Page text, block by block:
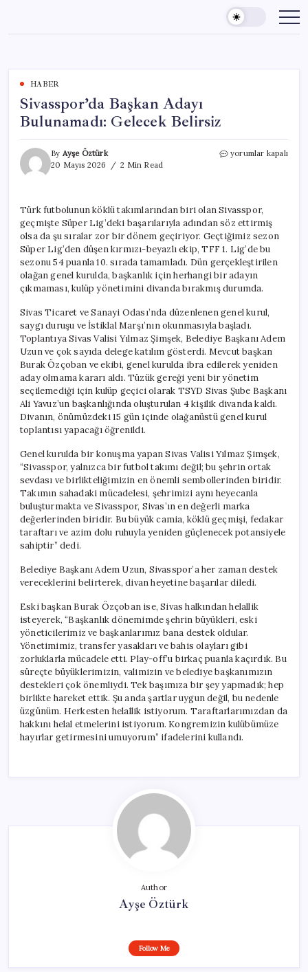
content
HABER
Sivasspor’da Başkan Adayı
Bulunamadı: Gelecek Belirsiz
By Ayşe Öztürk
20 Mayıs 2026
2 Min Read
Sivasspor’da
Belirsiz
için
yorumlar kapalı
Türk futbolunun köklü takımlarından biri olan Sivasspor,
geçmişte Süper Lig’deki başarılarıyla adından söz ettirmiş
olsa da şu sıralar zor bir dönem geçiriyor. Geçtiğimiz sezon
Süper Lig’den düşen kırmızı-beyazlı ekip, TFF 1. Lig’de bu
sezonu 54 puanla 10. sırada tamamladı. Dün gerçekleştirilen
olağan genel kurulda, başkanlık için herhangi bir adayın
çıkmaması, kulüp yönetimini divanda bırakmış durumda.
Sivas Ticaret ve Sanayi Odası’nda düzenlenen genel kurul,
saygı duruşu ve İstiklal Marşı’nın okunmasıyla başladı.
Toplantıya Sivas Valisi Yılmaz Şimşek, Belediye Başkanı Adem
Uzun ve çok sayıda delege katılım gösterdi. Mevcut başkan
Burak Özçoban ve ekibi, genel kurulda ibra edilerek yeniden
aday olmama kararı aldı. Tüzük gereği yeni bir yönetim
seçilemediği için kulüp geçici olarak TSYD Sivas Şube Başkanı
Ali Yavuz’un başkanlığında oluşturulan 4 kişilik divanda kaldı.
Divanın, önümüzdeki 15 gün içinde olağanüstü genel kurul
toplantısı yapacağı öğrenildi.
Genel kurulda bir konuşma yapan Sivas Valisi Yılmaz Şimşek,
“Sivasspor, yalnızca bir futbol takımı değil; bu şehrin ortak
sevdası ve birlikteliğimizin en önemli sembollerinden biridir.
Takımın sahadaki mücadelesi, şehrimizi aynı heyecanla
buluşturmakta ve Sivasspor, Sivas’ın en değerli marka
değerlerinden biridir. Bu büyük camia, köklü geçmişi, fedakar
taraftarı ve azim dolu ruhuyla yeniden güçlenecek potansiyele
sahiptir” dedi.
Belediye Başkanı Adem Uzun, Sivasspor’a her zaman destek
vereceklerini belirterek, divan heyetine başarılar diledi.
Eski başkan Burak Özçoban ise, Sivas halkından helallik
isteyerek, “Başkanlık dönemimde şehrin büyükleri, eski
yöneticilerimiz ve başkanlarımız bana destek oldular.
Yönetimimiz, transfer yasakları ve bahis olayları gibi
zorluklarla mücadele etti. Play-off’u birkaç puanla kaçırdık. Bu
süreçte büyüklerimizin, valimizin ve belediye başkanımızın
destekleri çok önemliydi. Tek başımıza bir şey yapmadık; hep
birlikte hareket ettik. Şu anda şartlar uygun değil, bu nedenle
üzgünüm. Herkesten helallik istiyorum. Taraftarlarımızdan da
hakkını helal etmelerini istiyorum. Kongremizin kulübümüze
hayırlar getirmesini umuyorum” ifadelerini kullandı.
Author
Ayşe Öztürk
Follow Me